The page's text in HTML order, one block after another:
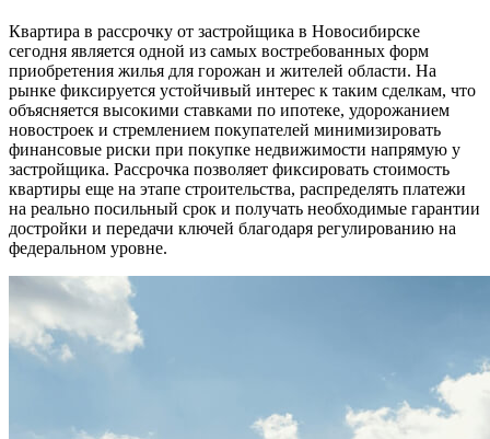
Квартира в рассрочку от застройщика в Новосибирске
сегодня является одной из самых востребованных форм
приобретения жилья для горожан и жителей области. На
рынке фиксируется устойчивый интерес к таким сделкам, что
объясняется высокими ставками по ипотеке, удорожанием
новостроек и стремлением покупателей минимизировать
финансовые риски при покупке недвижимости напрямую у
застройщика. Рассрочка позволяет фиксировать стоимость
квартиры еще на этапе строительства, распределять платежи
на реально посильный срок и получать необходимые гарантии
достройки и передачи ключей благодаря регулированию на
федеральном уровне.